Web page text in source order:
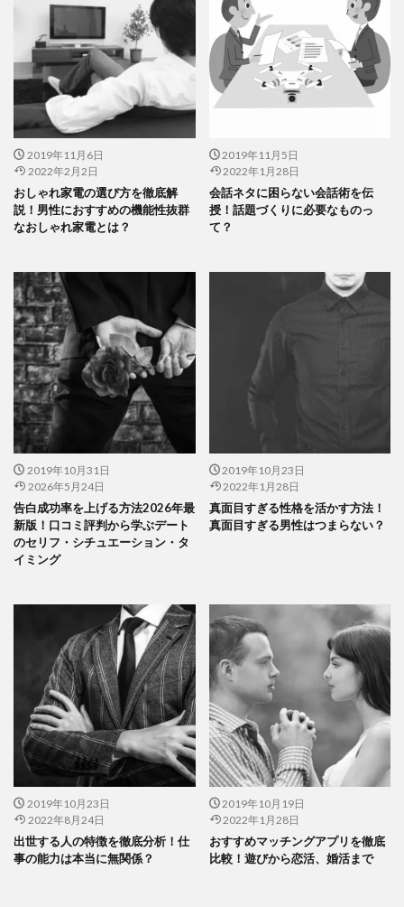
2019年11月6日
2022年2月2日
おしゃれ家電の選び方を徹底解
説！男性におすすめの機能性抜群
なおしゃれ家電とは？
2019年11月5日
2022年1月28日
会話ネタに困らない会話術を伝
授！話題づくりに必要なものっ
て？
2019年10月31日
2026年5月24日
告白成功率を上げる方法2026年最
新版！口コミ評判から学ぶデート
のセリフ・シチュエーション・タ
イミング
2019年10月23日
2022年1月28日
真面目すぎる性格を活かす方法！
真面目すぎる男性はつまらない？
2019年10月23日
2022年8月24日
出世する人の特徴を徹底分析！仕
事の能力は本当に無関係？
2019年10月19日
2022年1月28日
おすすめマッチングアプリを徹底
比較！遊びから恋活、婚活まで